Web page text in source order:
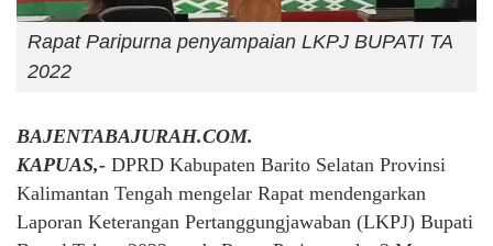
Rapat Paripurna penyampaian LKPJ BUPATI TA
2022
BAJENTABAJURAH.COM.
KAPUAS,- DPRD Kabupaten Barito Selatan Provinsi
Kalimantan Tengah mengelar Rapat mendengarkan
Laporan Keterangan Pertanggungjawaban (LKPJ) Bupati